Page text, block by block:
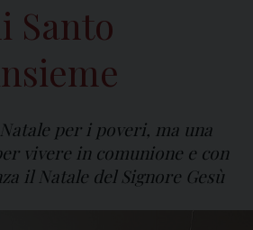
Santo
per i poveri, ma una
vivere in comunione e con
il Natale del Signore Gesù